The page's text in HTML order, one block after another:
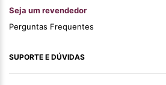
Seja um revendedor
Perguntas Frequentes
SUPORTE E DÚVIDAS